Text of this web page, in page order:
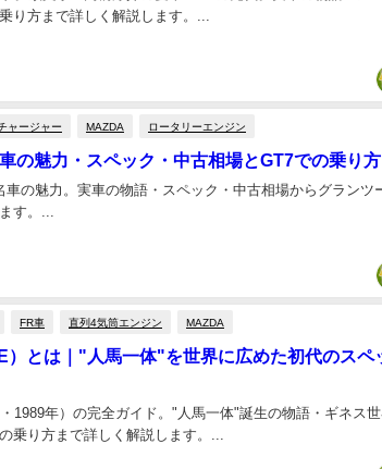
り方まで詳しく解説します。...
ャージャー MAZDA ロータリーエンジン
の魅力・スペック・中古相場とGT7での乗り方
車の魅力。実車の物語・スペック・中古相場からグランツ
す。...
FR車 直列4気筒エンジン MAZDA
）とは｜"人馬一体"を世界に広めた初代のスペ
1989年）の完全ガイド。"人馬一体"誕生の物語・ギネス
乗り方まで詳しく解説します。...